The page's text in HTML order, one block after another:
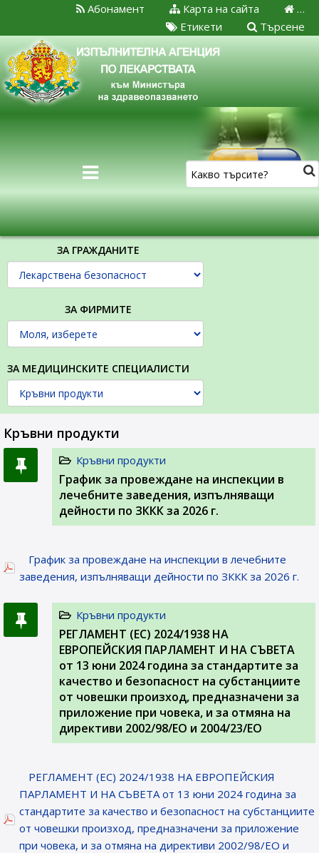
…
Карта на сайта
Абонамент
Търсене
Етикети
ЗА ГРАЖДАНИТЕ
ЗА ФИРМИТЕ
ЗА МЕДИЦИНСКИТЕ СПЕЦИАЛИСТИ
Кръвни продукти
Кръвни продукти
График за провеждане на инспекции в
лечебните заведения, изпълняващи
дейности по ЗККК за 2026 г.
График за провеждане на инспекции в лечебните
заведения, изпълняващи дейности по ЗККК за 2026 г.
Кръвни продукти
РЕГЛАМЕНТ (ЕС) 2024/1938 НА
ЕВРОПЕЙСКИЯ ПАРЛАМЕНТ И НА СЪВЕТА
от 13 юни 2024 година за стандартите за
качество и безопасност на субстанциите
от човешки произход, предназначени за
приложение при човека, и за отмяна на
директиви 2002/98/ЕО и 2004/23/ЕО
РЕГЛАМЕНТ (ЕС) 2024/1938 НА ЕВРОПЕЙСКИЯ
ПАРЛАМЕНТ И НА СЪВЕТА от 13 юни 2024 година за
стандартите за качество и безопасност на субстанциите
от човешки произход, предназначени за приложение
при човека, и за отмяна на директиви 2002/98/ЕО и